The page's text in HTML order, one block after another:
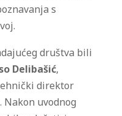
s
društva bili
Delibašić,
direktor
Nakon uvodnog